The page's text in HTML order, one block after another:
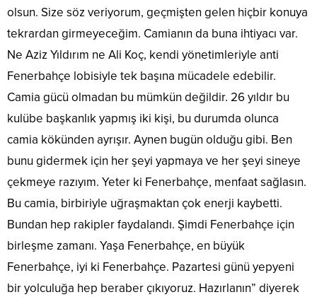
olsun. Size söz veriyorum, geçmişten gelen hiçbir konuya
tekrardan girmeyeceğim. Camianın da buna ihtiyacı var.
Ne Aziz Yıldırım ne Ali Koç, kendi yönetimleriyle anti
Fenerbahçe lobisiyle tek başına mücadele edebilir.
Camia gücü olmadan bu mümkün değildir. 26 yıldır bu
kulübe başkanlık yapmış iki kişi, bu durumda olunca
camia kökünden ayrışır. Aynen bugün olduğu gibi. Ben
bunu gidermek için her şeyi yapmaya ve her şeyi sineye
çekmeye razıyım. Yeter ki Fenerbahçe, menfaat sağlasın.
Bu camia, birbiriyle uğraşmaktan çok enerji kaybetti.
Bundan hep rakipler faydalandı. Şimdi Fenerbahçe için
birleşme zamanı. Yaşa Fenerbahçe, en büyük
Fenerbahçe, iyi ki Fenerbahçe. Pazartesi günü yepyeni
bir yolculuğa hep beraber çıkıyoruz. Hazırlanın” diyerek